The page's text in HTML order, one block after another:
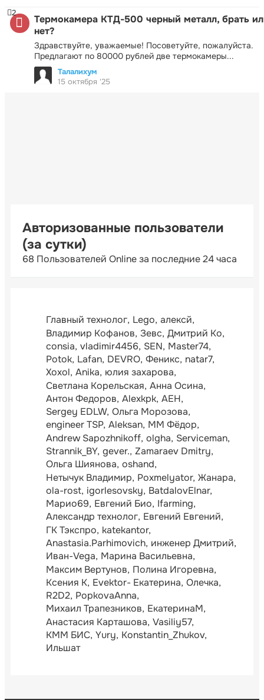
Термокамера КТД-500 черный металл, брать
нет?
Здравствуйте, уважаемые! Посоветуйте, пожалуйста.
Предлагают по 80000 рублей две термокамеры...
2
Талалихум
15 октября '25
Авторизованные пользователи
(за сутки)
68 Пользователей Online за последние 24 часа
Главный технолог Lego алексй
Владимир Кофанов Зевс Дмитрий Ко
consia vladimir4456 SEN Master74
Potok Lafan DEVRO Феникс natar7
Xoxol Anika юлия захарова
Светлана Корельская Анна Осина
Антон Федоров Alexkpk АЕН
Sergey EDLW Ольга Морозова
engineer TSP Aleksan ММ Фёдор
Andrew Sapozhnikoff olgha Serviceman
Strannik_BY gever. Zamaraev Dmitry
Ольга Шиянова oshand
Нетычук Владимир Poxmelyator Жанара
ola-rost igorlesovsky BatdalovElnar
Марио69 Евгений Био Ifarming
Александр технолог Евгений Евгений
ГК Тэкспро katekantor
Anastasia.Parhimovich инженер Дмитрий
Иван-Vega Марина Васильевна
Максим Вертунов Полина Игоревна
Ксения К Evektor- Екатерина Олечка
R2D2 PopkovaAnna
Михаил Трапезников ЕкатеринаМ
Анастасия Карташова Vasiliy57
КММ БИС Yury Konstantin_Zhukov
Ильшат